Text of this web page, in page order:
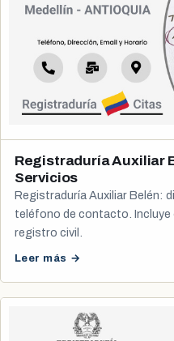
Registraduría Auxiliar
Servicios
Registraduría Auxiliar Belén:
teléfono de contacto. Incluye
registro civil.
Leer más →